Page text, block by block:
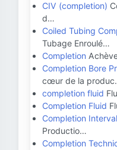
CIV (completion)
d…
Coiled Tubing
Tubage Enroulé…
Completion
Completion Bore
cœur de la
completion fluid
Completion Fluid
Completion Interval
Productio…
Completion